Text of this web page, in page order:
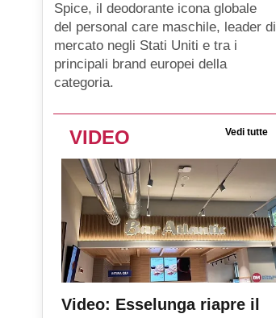
Spice, il deodorante icona globale
del personal care maschile, leader di
mercato negli Stati Uniti e tra i
principali brand europei della
categoria.
VIDEO Vedi tutte
Video: Esselunga riapre il